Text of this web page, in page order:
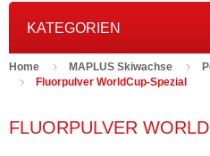
KATEGORIEN
Home MAPLUS Skiwachse
Fluorpulver WorldCup-Spezial
FLUORPULVER